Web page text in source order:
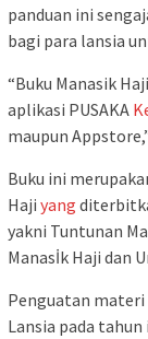
panduan ini
bagi para lansia
“Buku Manasik
aplikasi PUSAKA
maupun
Buku ini
Haji yang
yakni Tuntunan
Manasİk Haji dan
Penguatan materi
Lansia pada tahun